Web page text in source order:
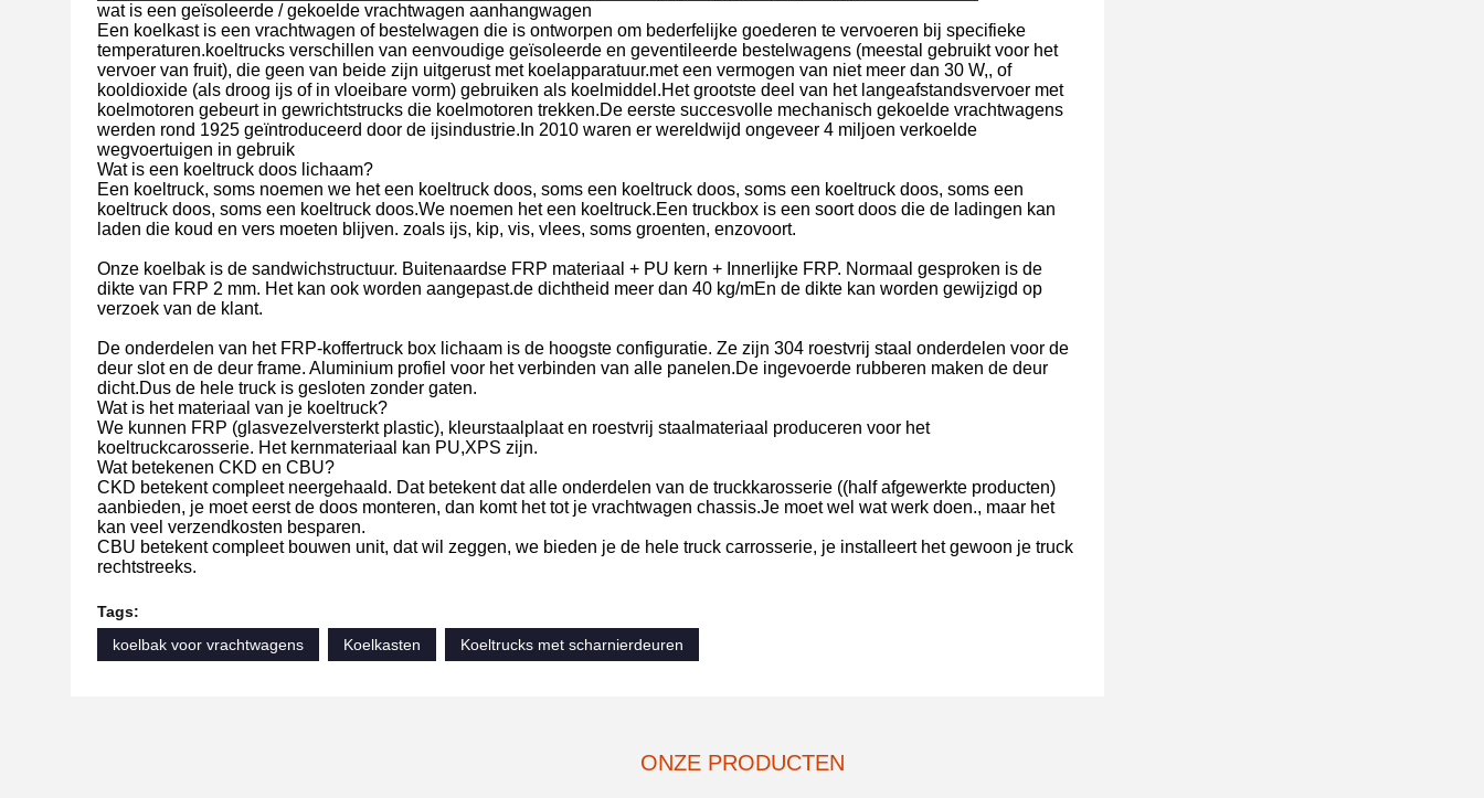
wat is een geïsoleerde / gekoelde vrachtwagen aanhangwagen
Een koelkast is een vrachtwagen of bestelwagen die is ontworpen om bederfelijke goederen te vervoeren bij specifieke
temperaturen.koeltrucks verschillen van eenvoudige geïsoleerde en geventileerde bestelwagens (meestal gebruikt voor het
vervoer van fruit), die geen van beide zijn uitgerust met koelapparatuur.met een vermogen van niet meer dan 30 W,, of
kooldioxide (als droog ijs of in vloeibare vorm) gebruiken als koelmiddel.Het grootste deel van het langeafstandsvervoer met
koelmotoren gebeurt in gewrichtstrucks die koelmotoren trekken.De eerste succesvolle mechanisch gekoelde vrachtwagens
werden rond 1925 geïntroduceerd door de ijsindustrie.In 2010 waren er wereldwijd ongeveer 4 miljoen verkoelde
wegvoertuigen in gebruik
Wat is een koeltruck doos lichaam?
Een koeltruck, soms noemen we het een koeltruck doos, soms een koeltruck doos, soms een koeltruck doos, soms een
koeltruck doos, soms een koeltruck doos.We noemen het een koeltruck.Een truckbox is een soort doos die de ladingen kan
laden die koud en vers moeten blijven. zoals ijs, kip, vis, vlees, soms groenten, enzovoort.
Onze koelbak is de sandwichstructuur. Buitenaardse FRP materiaal + PU kern + Innerlijke FRP. Normaal gesproken is de
dikte van FRP 2 mm. Het kan ook worden aangepast.de dichtheid meer dan 40 kg/mEn de dikte kan worden gewijzigd op
verzoek van de klant.
De onderdelen van het FRP-koffertruck box lichaam is de hoogste configuratie. Ze zijn 304 roestvrij staal onderdelen voor de
deur slot en de deur frame. Aluminium profiel voor het verbinden van alle panelen.De ingevoerde rubberen maken de deur
dicht.Dus de hele truck is gesloten zonder gaten.
Wat is het materiaal van je koeltruck?
We kunnen FRP (glasvezelversterkt plastic), kleurstaalplaat en roestvrij staalmateriaal produceren voor het
koeltruckcarosserie. Het kernmateriaal kan PU,XPS zijn.
Wat betekenen CKD en CBU?
CKD betekent compleet neergehaald. Dat betekent dat alle onderdelen van de truckkarosserie ((half afgewerkte producten)
aanbieden, je moet eerst de doos monteren, dan komt het tot je vrachtwagen chassis.Je moet wel wat werk doen., maar het
kan veel verzendkosten besparen.
CBU betekent compleet bouwen unit, dat wil zeggen, we bieden je de hele truck carrosserie, je installeert het gewoon je truck
rechtstreeks.
Tags:
koelbak voor vrachtwagens
Koelkasten Koeltrucks met scharnierdeuren
ONZE PRODUCTEN